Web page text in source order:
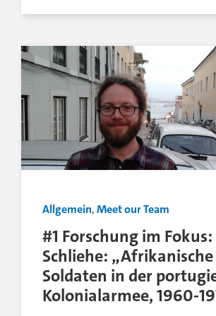
Allgemein,Meet our Team
#1 Forschung im
Schliehe: „Afrikanische
Soldaten in der
Kolonialarmee, 1960-